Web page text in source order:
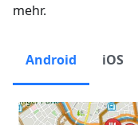
mehr.
Android iOS